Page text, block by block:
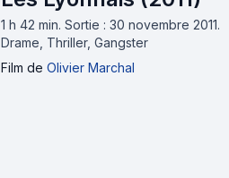
1 h 42 min. Sortie : 30 novembre 2011.
Drame, Thriller, Gangster
Film de Olivier Marchal